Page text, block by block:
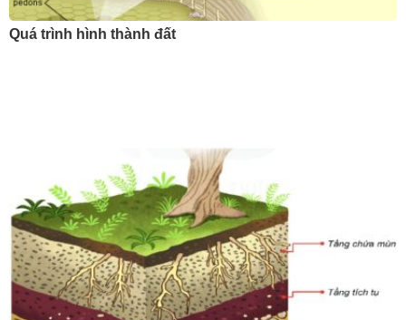
Quá trình hình thành đất